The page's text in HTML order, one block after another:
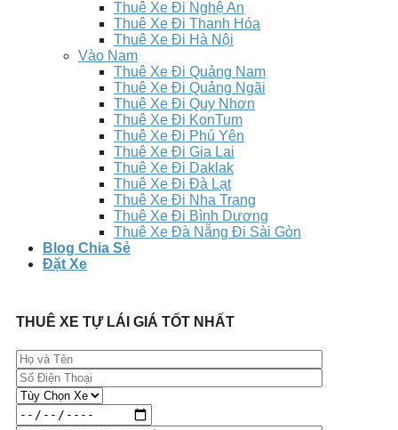
Thuê Xe Đi Nghệ An
Thuê Xe Đi Thanh Hóa
Thuê Xe Đi Hà Nội
Vào Nam
Thuê Xe Đi Quảng Nam
Thuê Xe Đi Quảng Ngãi
Thuê Xe Đi Quy Nhơn
Thuê Xe Đi KonTum
Thuê Xe Đi Phú Yên
Thuê Xe Đi Gia Lai
Thuê Xe Đi Daklak
Thuê Xe Đi Đà Lạt
Thuê Xe Đi Nha Trang
Thuê Xe Đi Bình Dương
Thuê Xe Đà Nẵng Đi Sài Gòn
Blog Chia Sẻ
Đặt Xe
THUÊ XE TỰ LÁI GIÁ TỐT NHẤT